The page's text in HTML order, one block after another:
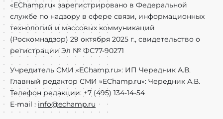
«EChamp.ru» зарегистрировано в Федеральной
службе по надзору в сфере связи, информационных
технологий и массовых коммуникаций
(Роскомнадзор) 29 октября 2025 г., свидетельство о
регистрации Эл № ФС77-90271
Учредитель СМИ «EChamp.ru»: ИП Чередник А.В.
Главный редактор СМИ «EChamp.ru»: Чередник А.В.
Телефон редакции: +7 (495) 134-14-54
E-mail : info@echamp.ru